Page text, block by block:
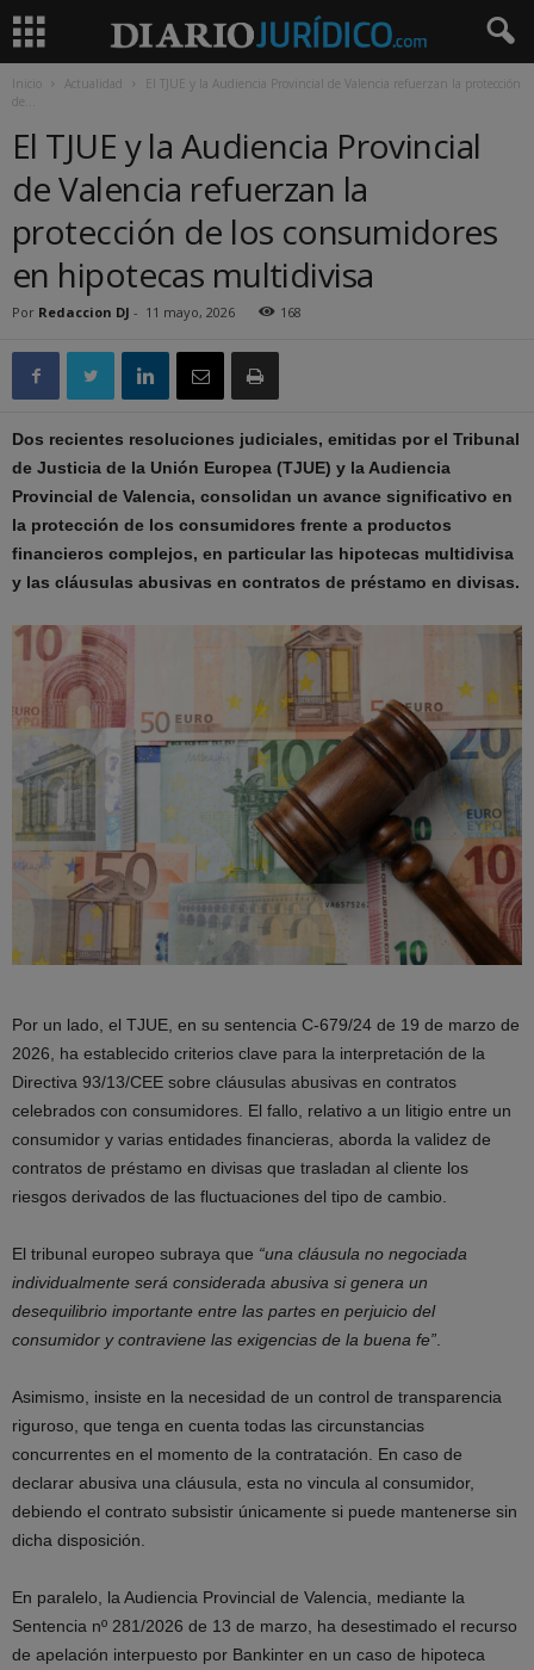
Inicio Actualidad
El TJUE y la Audiencia Provincial de Valencia refuerzan la protección
de...
El TJUE y la Audiencia Provincial
de Valencia refuerzan la
protección de los consumidores
en hipotecas multidivisa
Por Redaccion DJ - 11 mayo, 2026 168
Dos recientes resoluciones judiciales, emitidas por el Tribunal
de Justicia de la Unión Europea (TJUE) y la Audiencia
Provincial de Valencia, consolidan un avance significativo en
la protección de los consumidores frente a productos
financieros complejos, en particular las hipotecas multidivisa
y las cláusulas abusivas en contratos de préstamo en divisas.
Por un lado, el TJUE, en su sentencia C-679/24 de 19 de marzo de
2026, ha establecido criterios clave para la interpretación de la
Directiva 93/13/CEE sobre cláusulas abusivas en contratos
celebrados con consumidores. El fallo, relativo a un litigio entre un
consumidor y varias entidades financieras, aborda la validez de
contratos de préstamo en divisas que trasladan al cliente los
riesgos derivados de las fluctuaciones del tipo de cambio.
El tribunal europeo subraya que “una cláusula no negociada
individualmente será considerada abusiva si genera un
desequilibrio importante entre las partes en perjuicio del
consumidor y contraviene las exigencias de la buena fe”.
Asimismo, insiste en la necesidad de un control de transparencia
riguroso, que tenga en cuenta todas las circunstancias
concurrentes en el momento de la contratación. En caso de
declarar abusiva una cláusula, esta no vincula al consumidor,
debiendo el contrato subsistir únicamente si puede mantenerse sin
dicha disposición.
En paralelo, la Audiencia Provincial de Valencia, mediante la
Sentencia nº 281/2026 de 13 de marzo, ha desestimado el recurso
de apelación interpuesto por Bankinter en un caso de hipoteca